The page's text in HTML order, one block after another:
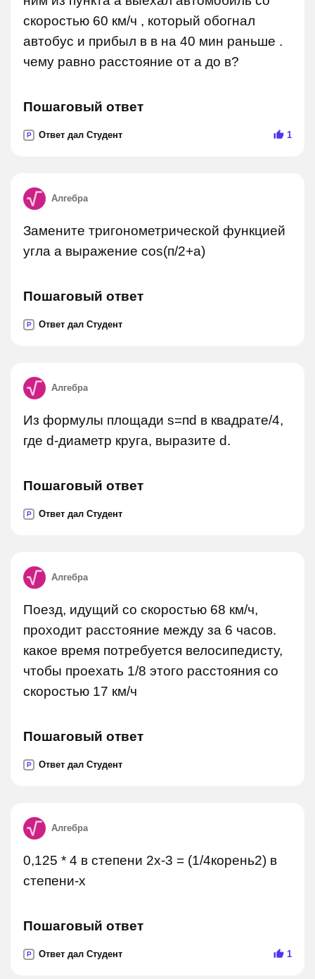
скоростью 60 км/ч , который обогнал
автобус и прибыл в в на 40 мин раньше .
чему равно расстояние от а до в?
Пошаговый ответ
P Ответ дал Студент 1
Алгебра
Замените тригонометрической функцией
угла а выражение cos(п/2+а)
Пошаговый ответ
P Ответ дал Студент
Алгебра
Из формулы площади s=пd в квадрате/4,
где d-диаметр круга, выразите d.
Пошаговый ответ
P Ответ дал Студент
Алгебра
Поезд, идущий со скоростью 68 км/ч,
проходит расстояние между за 6 часов.
какое время потребуется велосипедисту,
чтобы проехать 1/8 этого расстояния со
скоростью 17 км/ч
Пошаговый ответ
P Ответ дал Студент
Алгебра
0,125 * 4 в степени 2х-3 = (1/4корень2) в
степени-х
Пошаговый ответ
P Ответ дал Студент 1